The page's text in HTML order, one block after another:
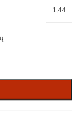
1,44